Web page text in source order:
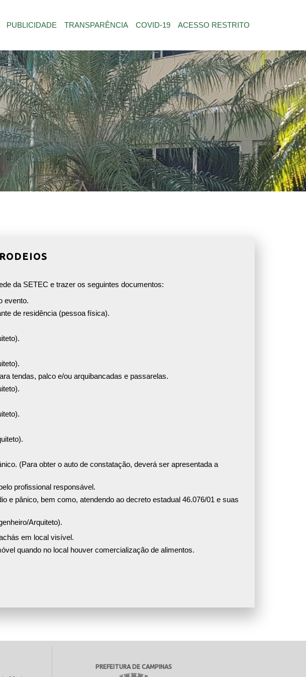
PUBLICIDADE TRANSPARÊNCIA COVID-19 ACESSO RESTRITO
da SETEC e trazer os seguintes documentos:
evento.
de residência (pessoa física).
tendas, palco e/ou arquibancadas e passarelas.
(Para obter o auto de constatação, deverá ser apresentada a
profissional responsável.
e pânico, bem como, atendendo ao decreto estadual 46.076/01 e suas
Arquiteto).
em local visível.
quando no local houver comercialização de alimentos.
PREFEITURA DE CAMPINAS